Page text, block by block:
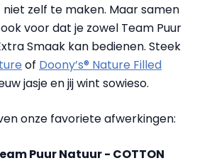
niet zelf te maken. Maar samen
voor dat je zowel Team Puur
Smaak kan bedienen. Steek
of Doony’s® Nature Filled
jasje en jij wint sowieso.
onze favoriete afwerkingen:
Puur Natuur - COTTON